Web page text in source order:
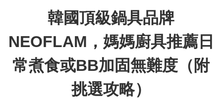
韓國頂級鍋具品牌
NEOFLAM，媽媽廚具推薦日
常煮食或BB加固無難度（附
挑選攻略）